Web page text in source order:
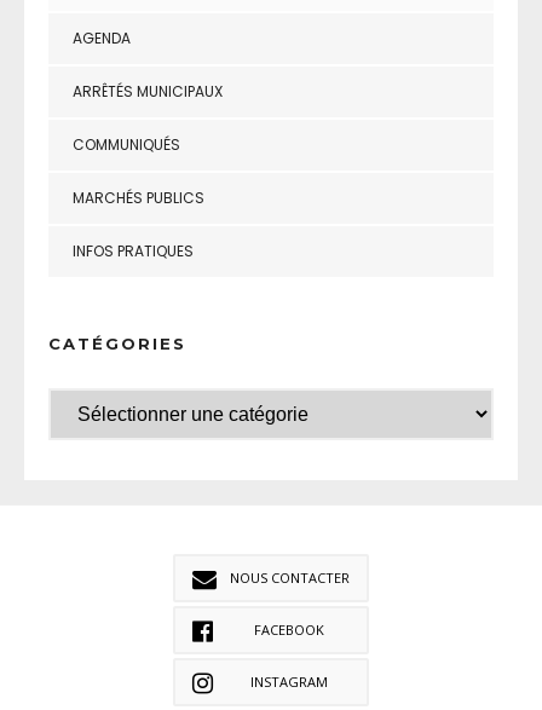
AGENDA
ARRÊTÉS MUNICIPAUX
COMMUNIQUÉS
MARCHÉS PUBLICS
INFOS PRATIQUES
CATÉGORIES
NOUS CONTACTER
FACEBOOK
INSTAGRAM